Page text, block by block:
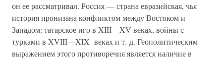
он ее рассматривал. Россия — страна евразийская, чья
история пронизана конфликтом между Востоком и
Западом: татарское иго в XIII—XV веках, войны с
турками в XVIII—XIX веках и т. д. Геополитическим
выражением этого противоречия является наличие в